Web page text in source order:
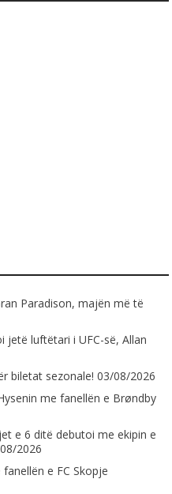
Paradison, majën më të
jetë luftëtari i UFC-së, Allan
biletat sezonale! 03/08/2026
me fanellën e Brøndby
e 6 ditë debutoi me ekipin e
2026
fanellën e FC Skopje